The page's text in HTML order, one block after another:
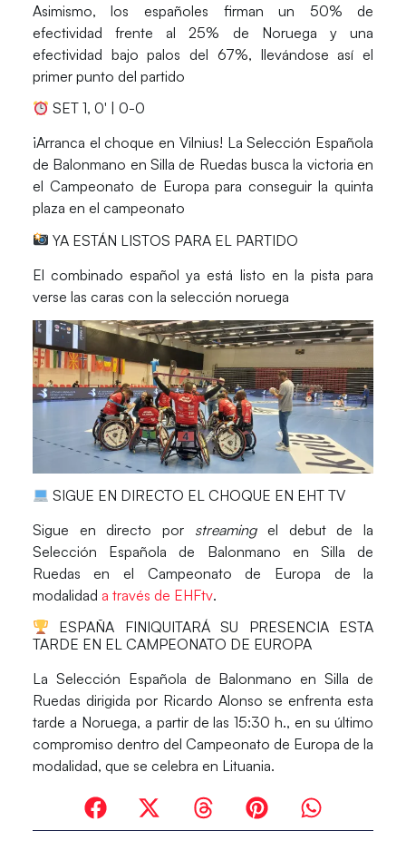
Asimismo, los españoles firman un 50% de
efectividad frente al 25% de Noruega y una
efectividad bajo palos del 67%, llevándose así el
primer punto del partido
SET 1, 0′ | 0-0
¡Arranca el choque en Vilnius! La Selección Española
de Balonmano en Silla de Ruedas busca la victoria en
el Campeonato de Europa para conseguir la quinta
plaza en el campeonato
YA ESTÁN LISTOS PARA EL PARTIDO
El combinado español ya está listo en la pista para
verse las caras con la selección noruega
SIGUE EN DIRECTO EL CHOQUE EN EHT TV
Sigue en directo por streaming el debut de la
Selección Española de Balonmano en Silla de
Ruedas en el Campeonato de Europa de la
modalidad a través de EHFtv.
ESPAÑA FINIQUITARÁ SU PRESENCIA ESTA
TARDE EN EL CAMPEONATO DE EUROPA
La Selección Española de Balonmano en Silla de
Ruedas dirigida por Ricardo Alonso se enfrenta esta
tarde a Noruega, a partir de las 15:30 h., en su último
compromiso dentro del Campeonato de Europa de la
modalidad, que se celebra en Lituania.